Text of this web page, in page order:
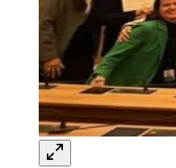
Anuncie Regional
Guia de Empresas
Vagas na RegiãoNovo
Hub de Negócios
Guia Comercial
Selo Verificado
Portal Educacional
Agenda de Vestibulares
Vagas de Emprego
Concursos
Divulgação Grupo Amil